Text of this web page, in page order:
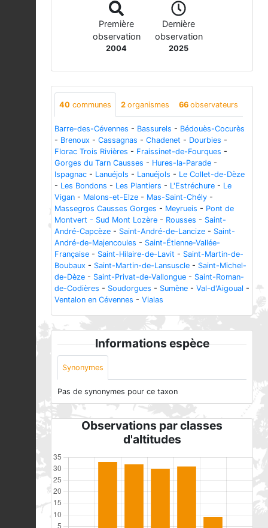
Première
observation
2004
Dernière
observation
2025
40 communes 2 organismes 66 observateurs
Barre-des-Cévennes - Bassurels - Bédouès-Cocurès
- Brenoux - Cassagnas - Chadenet - Dourbies -
Florac Trois Rivières - Fraissinet-de-Fourques -
Gorges du Tarn Causses - Hures-la-Parade -
Ispagnac - Lanuéjols - Lanuéjols - Le Collet-de-Dèze
- Les Bondons - Les Plantiers - L'Estréchure - Le
Vigan - Malons-et-Elze - Mas-Saint-Chély -
Massegros Causses Gorges - Meyrueis - Pont de
Montvert - Sud Mont Lozère - Rousses - Saint-
André-Capcèze - Saint-André-de-Lancize - Saint-
André-de-Majencoules - Saint-Étienne-Vallée-
Française - Saint-Hilaire-de-Lavit - Saint-Martin-de-
Boubaux - Saint-Martin-de-Lansuscle - Saint-Michel-
de-Dèze - Saint-Privat-de-Vallongue - Saint-Roman-
de-Codières - Soudorgues - Sumène - Val-d'Aigoual -
Ventalon en Cévennes - Vialas
Informations espèce
Synonymes
Pas de synonymes pour ce taxon
Observations par classes
d'altitudes